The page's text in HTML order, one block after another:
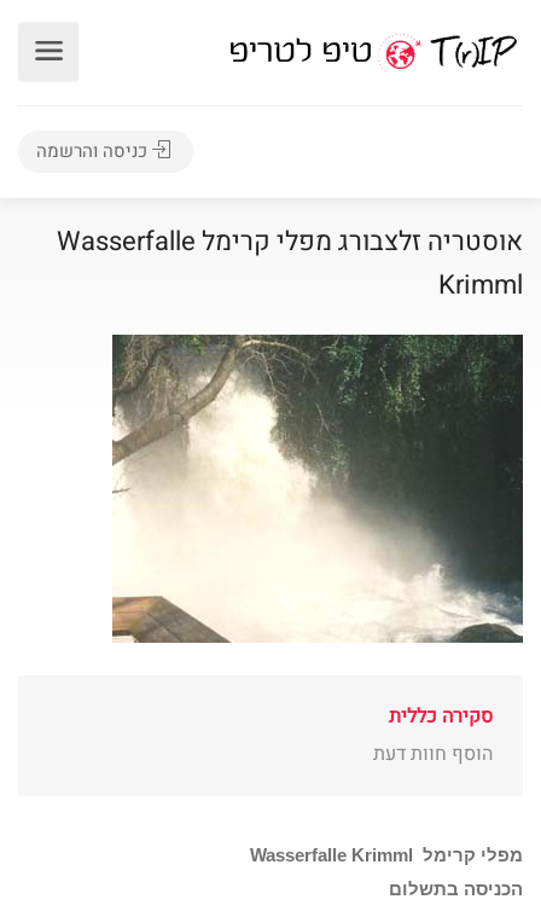
כניסה והרשמה
אוסטריה זלצבורג מפלי קרימל Wasserfalle
Krimml
סקירה כללית
הוסף חוות דעת
מפלי קרימל Wasserfalle Krimml
הכניסה בתשלום